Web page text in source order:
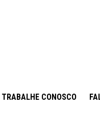
TRABALHE CONOSCO